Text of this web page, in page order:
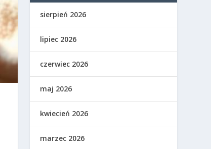
sierpień 2026
lipiec 2026
czerwiec 2026
maj 2026
kwiecień 2026
marzec 2026